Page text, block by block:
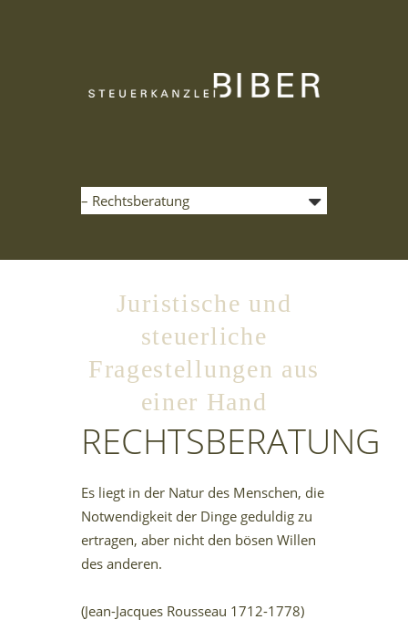
Juristische und
steuerliche
Fragestellungen aus
einer Hand
RECHTSBERATUNG
Es liegt in der Natur des Menschen, die
Notwendigkeit der Dinge geduldig zu
ertragen, aber nicht den bösen Willen
des anderen.
(Jean-Jacques Rousseau 1712-1778)